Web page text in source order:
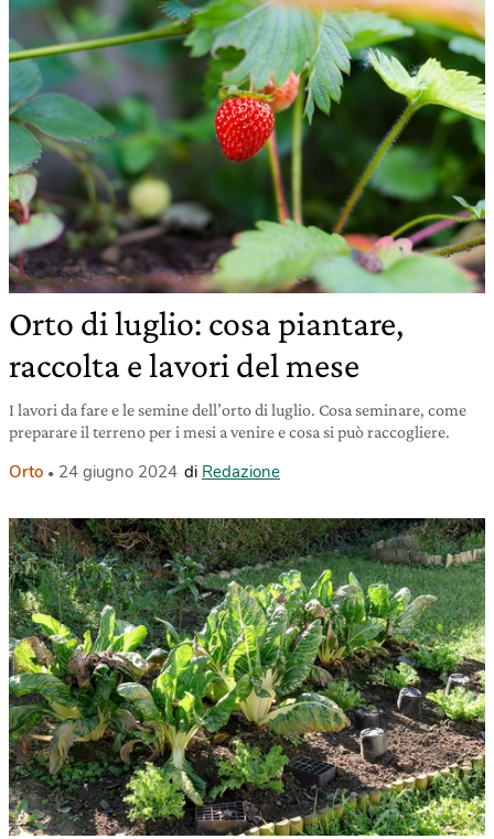
Orto di luglio: cosa piantare,
raccolta e lavori del mese
I lavori da fare e le semine dell’orto di luglio. Cosa seminare, come
preparare il terreno per i mesi a venire e cosa si può raccogliere.
Orto 24 giugno 2024 di Redazione